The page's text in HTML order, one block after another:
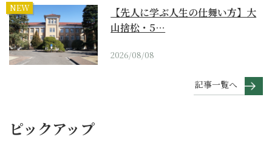
NEW
【先人に学ぶ人生の仕舞い方】大
山捨松・5…
2026/08/08
記事一覧へ
ピックアップ